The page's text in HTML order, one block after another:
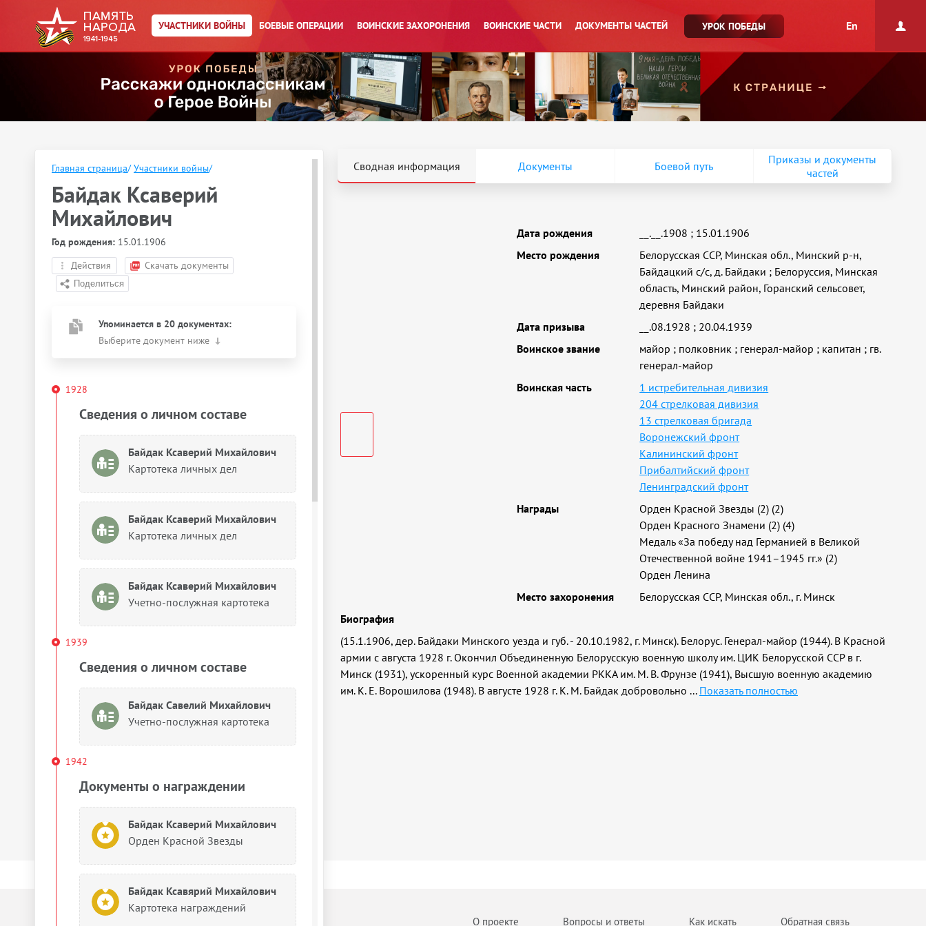
УЧАСТНИКИ ВОЙНЫ БОЕВЫЕ ОПЕРАЦИИ ВОИНСКИЕ ЗАХОРОНЕНИЯ ВОИНСКИЕ ЧАСТИ ДОКУМЕНТЫ ЧАСТЕЙ УРОК ПОБЕДЫ En
Главная страница/ Участники войны/
Байдак Ксаверий
Михайлович
Год рождения: 15.01.1906
Действия
Скачать документы
Упоминается в 20 документах:
Выберите документ ниже
1928
Сведения о личном составе
Байдак Ксаверий Михайлович
Картотека личных дел
Байдак Ксаверий Михайлович
Картотека личных дел
Байдак Ксаверий Михайлович
Учетно-послужная картотека
1939
Сведения о личном составе
Байдак Савелий Михайлович
Учетно-послужная картотека
1942
Документы о награждении
Байдак Ксаверий Михайлович
Орден Красной Звезды
Байдак Ксавярий Михайлович
Картотека награждений
Сводная информация Документы Боевой путь
Приказы и документы
частей
Дата рождения __.__.1908 ; 15.01.1906
Место рождения
Белорусская ССР, Минская обл., Минский р-н,
Байдацкий с/с, д. Байдаки ; Белоруссия, Минская
область, Минский район, Горанский сельсовет,
деревня Байдаки
Дата призыва
__.08.1928 ; 20.04.1939
Воинское звание
майор ; полковник ; генерал-майор ; капитан ; гв.
генерал-майор
Воинская часть
1 истребительная дивизия
204 стрелковая дивизия
13 стрелковая бригада
Воронежский фронт
Калининский фронт
Прибалтийский фронт
Ленинградский фронт
Награды
Орден Красной Звезды (2) (2)
Орден Красного Знамени (2) (4)
Медаль «За победу над Германией в Великой
Отечественной войне 1941–1945 гг.» (2)
Орден Ленина
Место захоронения
Белорусская ССР, Минская обл., г. Минск
Биография
(15.1.1906, дер. Байдаки Минского уезда и губ. - 20.10.1982, г. Минск). Белорус. Генерал-майор (1944). В Красной
армии с августа 1928 г. Окончил Объединенную Белорусскую военную школу им. ЦИК Белорусской ССР в г.
Минск (1931), ускоренный курс Военной академии РККА им. М. В. Фрунзе (1941), Высшую военную академию
им. К. Е. Ворошилова (1948). В августе 1928 г. К. М. Байдак добровольно ... Показать полностью
О проекте Вопросы и ответы Как искать Обратная связь